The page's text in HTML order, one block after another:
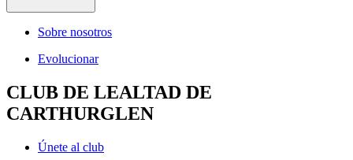
Sobre nosotros
Evolucionar
CLUB DE LEALTAD DE
CARTHURGLEN
Únete al club